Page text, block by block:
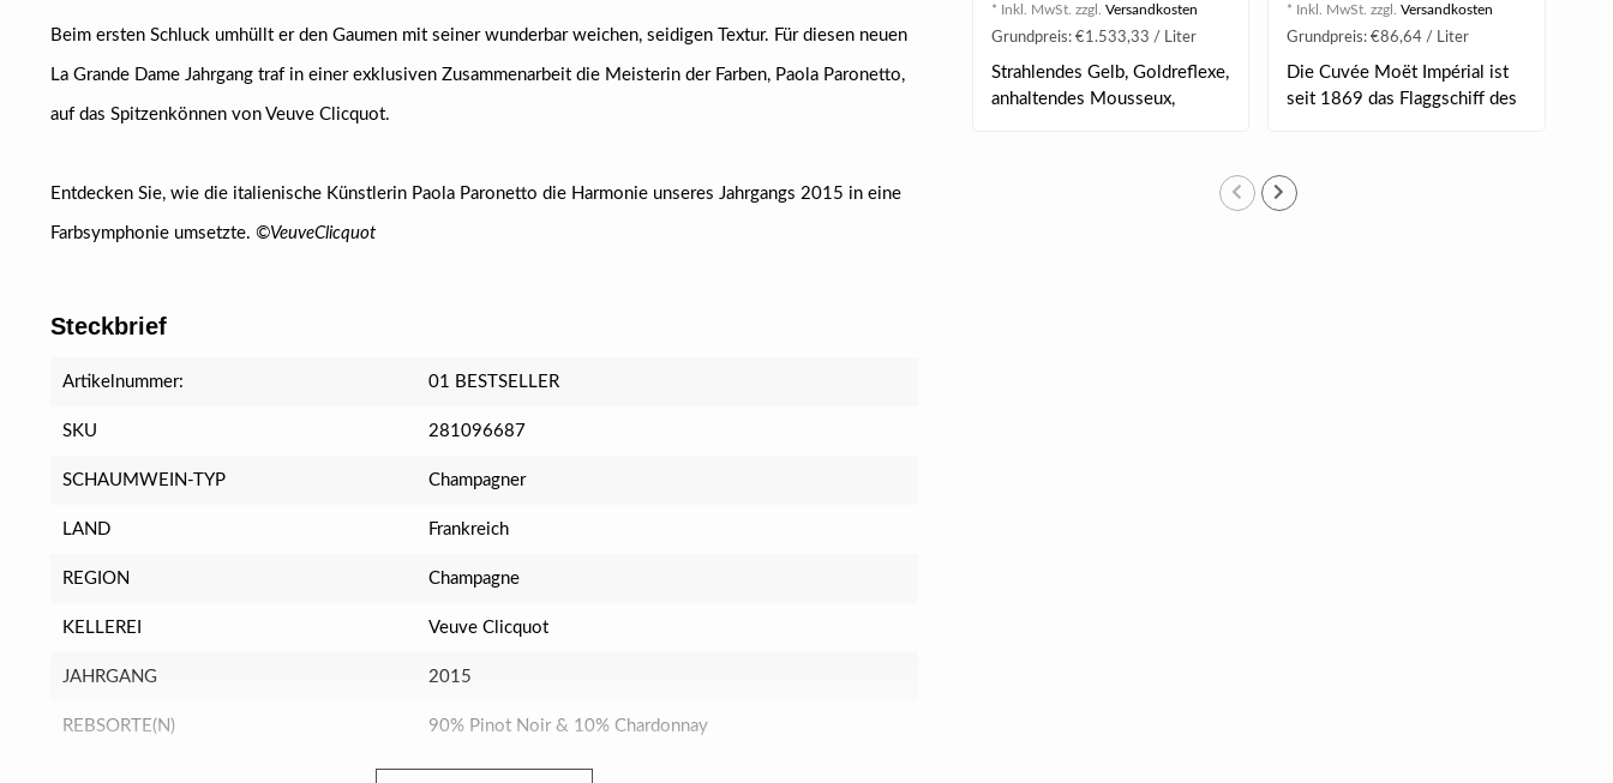
Beim ersten Schluck umhüllt er den Gaumen mit seiner wunderbar weichen, seidigen Textur. Für diesen neuen
La Grande Dame Jahrgang traf in einer exklusiven Zusammenarbeit die Meisterin der Farben, Paola Paronetto,
auf das Spitzenkönnen von Veuve Clicquot.
Entdecken Sie, wie die italienische Künstlerin Paola Paronetto die Harmonie unseres Jahrgangs 2015 in eine
Farbsymphonie umsetzte. ©VeuveClicquot
Steckbrief
Artikelnummer: 01 BESTSELLER
SKU 281096687
SCHAUMWEIN-TYP Champagner
LAND Frankreich
REGION Champagne
KELLEREI Veuve Clicquot
JAHRGANG 2015
REBSORTE(N) 90% Pinot Noir & 10% Chardonnay
* Inkl. MwSt. zzgl. Versandkosten
Grundpreis: €1.533,33 / Liter
Strahlendes Gelb, Goldreflexe,
anhaltendes Mousseux,
* Inkl. MwSt. zzgl. Versandkosten
Grundpreis: €86,64 / Liter
Die Cuvée Moët Impérial ist
seit 1869 das Flaggschiff des